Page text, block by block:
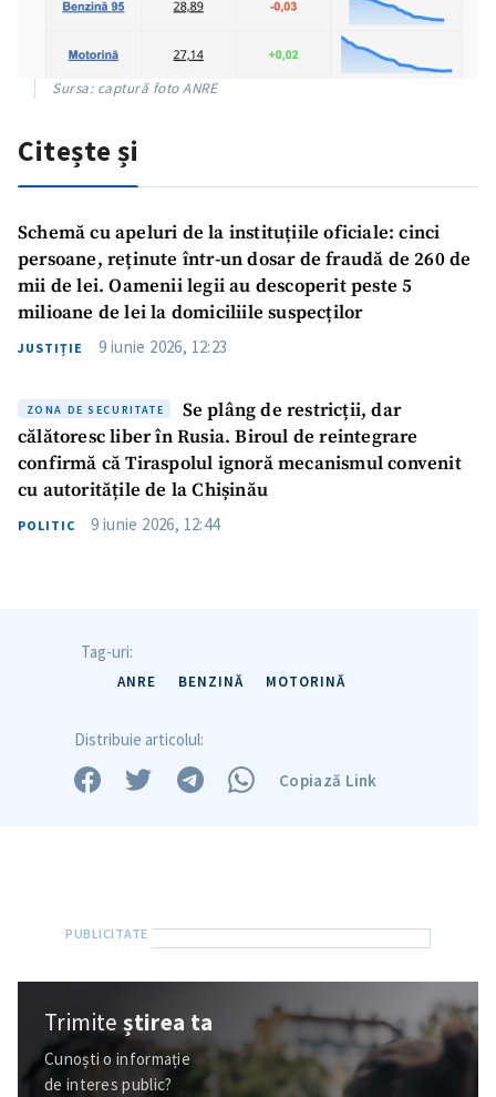
Sursa: captură foto ANRE
Citește și
Schemă cu apeluri de la instituțiile oficiale: cinci
persoane, reținute într-un dosar de fraudă de 260 de
mii de lei. Oamenii legii au descoperit peste 5
milioane de lei la domiciliile suspecților
JUSTIȚIE 9 iunie 2026, 12:23
ZONA DE SECURITATE
Se plâng de restricții, dar
călătoresc liber în Rusia. Biroul de reintegrare
confirmă că Tiraspolul ignoră mecanismul convenit
cu autoritățile de la Chișinău
POLITIC 9 iunie 2026, 12:44
Tag-uri:
ANRE BENZINĂ MOTORINĂ
Distribuie articolul:
Copiază Link
Trimiteștirea ta
Cunoști o informație
de interes public?